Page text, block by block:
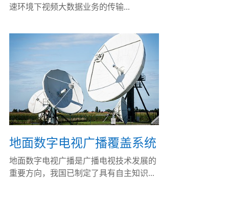
速环境下视频大数据业务的传输...
地面数字电视广播覆盖系统
地面数字电视广播是广播电视技术发展的
重要方向，我国已制定了具有自主知识...